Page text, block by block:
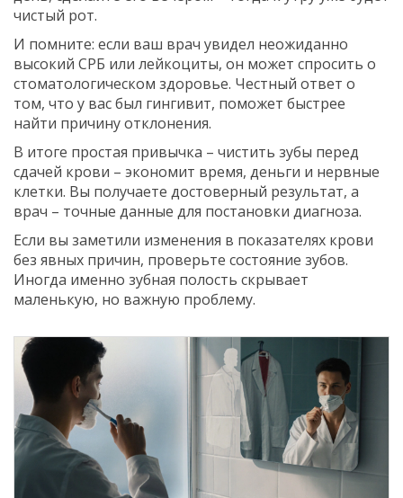
чистый рот.
И помните: если ваш врач увидел неожиданно
высокий СРБ или лейкоциты, он может спросить о
стоматологическом здоровье. Честный ответ о
том, что у вас был гингивит, поможет быстрее
найти причину отклонения.
В итоге простая привычка – чистить зубы перед
сдачей крови – экономит время, деньги и нервные
клетки. Вы получаете достоверный результат, а
врач – точные данные для постановки диагноза.
Если вы заметили изменения в показателях крови
без явных причин, проверьте состояние зубов.
Иногда именно зубная полость скрывает
маленькую, но важную проблему.